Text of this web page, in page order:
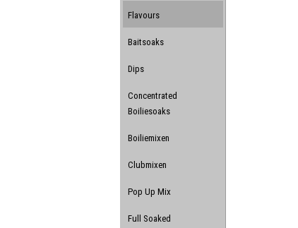
Flavours
Baitsoaks
Dips
Concentrated
Boiliesoaks
Boiliemixen
Clubmixen
Pop Up Mix
Full Soaked